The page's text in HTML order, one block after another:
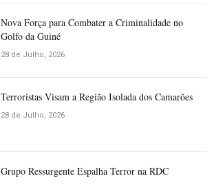
Nova Força para Combater a Criminalidade no
Golfo da Guiné
28 de Julho, 2026
Terroristas Visam a Região Isolada dos Camarões
28 de Julho, 2026
Grupo Ressurgente Espalha Terror na RDC